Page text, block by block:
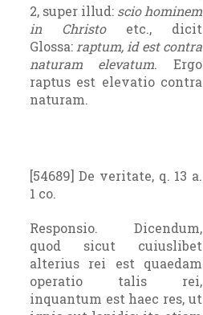
2, super illud: scio hominem
in Christoetc., dicit
Glossa: raptum, id est contra
naturam elevatum. Ergo
raptus est elevatio contra
naturam.
[54689] De veritate, q. 13 a.
1 co.
Responsio. Dicendum,
quod sicut cuiuslibet
alterius rei est quaedam
operatio talis rei,
inquantum est haec res, ut